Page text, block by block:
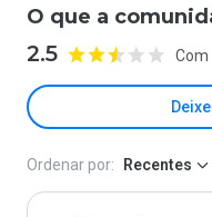
O que a
2.5 Com
Ordenar por: Recentes